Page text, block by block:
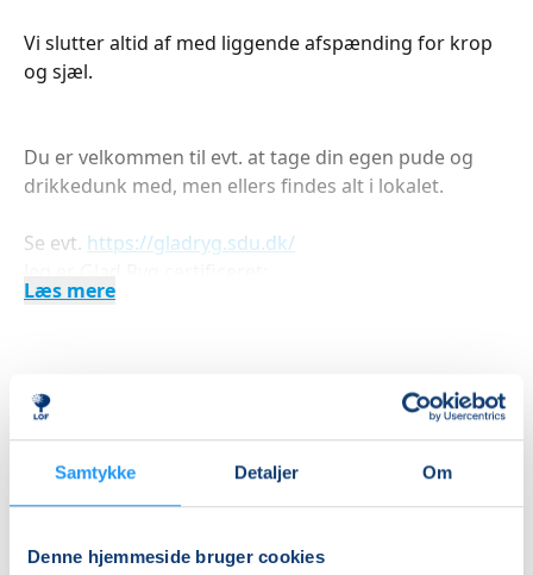
Samtykke Detaljer Om
Denne hjemmeside bruger cookies
Vi slutter altid af med liggende afspænding for krop
og sjæl.
Du er velkommen til evt. at tage din egen pude og
drikkedunk med, men ellers findes alt i lokalet.
Se evt. https://gladryg.sdu.dk/
https://gladryg.sdu.dk/uddannelse-af-
Læs mere
Betal med
Priser